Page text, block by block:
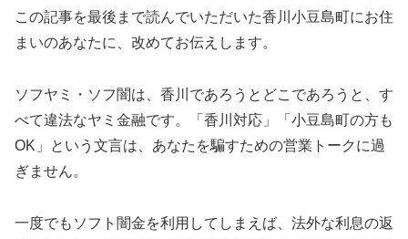
この記事を最後まで読んでいただいた香川小豆島町にお住
まいのあなたに、改めてお伝えします。
ソフヤミ・ソフ闇は、香川であろうとどこであろうと、す
べて違法なヤミ金融です。「香川対応」「小豆島町の方も
OK」という文言は、あなたを騙すための営業トークに過
ぎません。
一度でもソフト闇金を利用してしまえば、法外な利息の返